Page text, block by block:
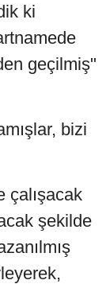
ki
geçilmiş"
bizi
çalışacak
şekilde